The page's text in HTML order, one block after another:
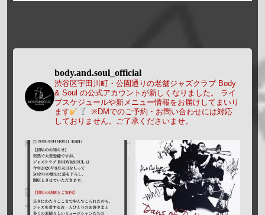
body.and.soul_official
渋谷区宇田川町・公園通りの老舗ジャズクラブ Body
& Soul の公式アカウントが新しくなりました。
ライ
ブスケジュールや新メニュー情報をお届けしてまいり
ます
※DMでのご予約・お問い合わせには対応
しておりません。ご了承くださいませ。